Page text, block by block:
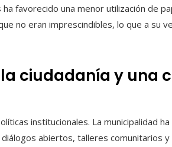
favorecido una menor utilización de
no eran imprescindibles, lo que a su
ciudadanía y una
institucionales. La municipalidad
abiertos, talleres comunitarios y